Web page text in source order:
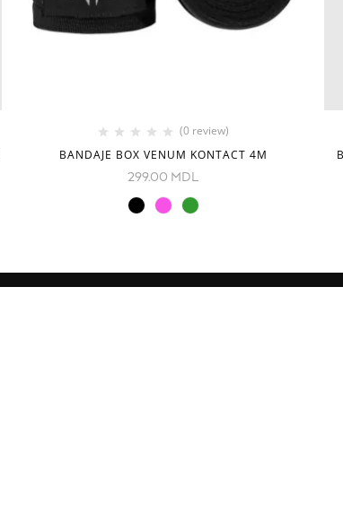
(0 review)
BANDAJE BOX VENUM KONTACT 4M
299.00 MDL